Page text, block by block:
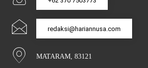
redaksi@hariannusa.com
MATARAM, 83121